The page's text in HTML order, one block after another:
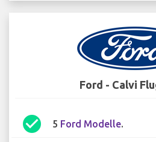
Ford - Calvi
check_circle 5 Ford Modelle.